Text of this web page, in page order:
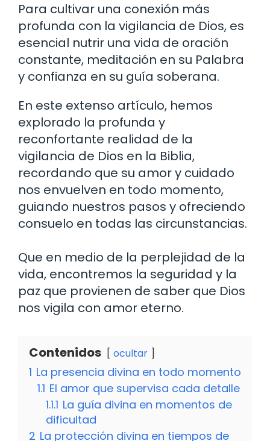
Para cultivar una conexión más
profunda con la vigilancia de Dios, es
esencial nutrir una vida de oración
constante, meditación en su Palabra
y confianza en su guía soberana.
En este extenso artículo, hemos
explorado la profunda y
reconfortante realidad de la
vigilancia de Dios en la Biblia,
recordando que su amor y cuidado
nos envuelven en todo momento,
guiando nuestros pasos y ofreciendo
consuelo en todas las circunstancias.
Que en medio de la perplejidad de la
vida, encontremos la seguridad y la
paz que provienen de saber que Dios
nos vigila con amor eterno.
Contenidos ocultar
1 La presencia divina en todo momento
1.1 El amor que supervisa cada detalle
1.1.1 La guía divina en momentos de
dificultad
2 La protección divina en tiempos de